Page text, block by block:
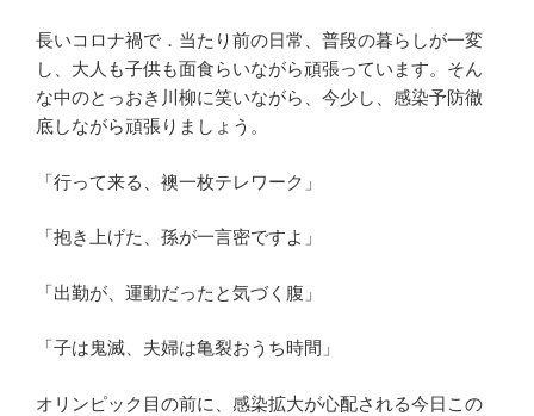
長いコロナ禍で．当たり前の日常、普段の暮らしが一変
し、大人も子供も面食らいながら頑張っています。そん
な中のとっおき川柳に笑いながら、今少し、感染予防徹
底しながら頑張りましょう。
「行って来る、襖一枚テレワーク」
「抱き上げた、孫が一言密ですよ」
「出勤が、運動だったと気づく腹」
「子は鬼滅、夫婦は亀裂おうち時間」
オリンピック目の前に、感染拡大が心配される今日この